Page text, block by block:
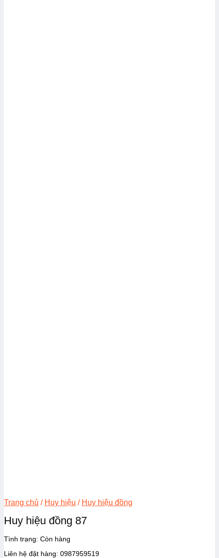
Trang chủ / Huy hiệu / Huy hiệu đồng
Huy hiệu đồng 87
Tình trạng: Còn hàng
Liên hệ đặt hàng: 0987959519